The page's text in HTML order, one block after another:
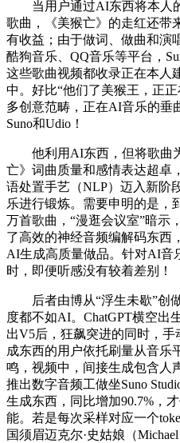
当用户通过AI东西将本人
歌曲，《美猴亡》的走红还带
有收益；由于做词、做曲和演
酷狗音乐、QQ音乐等平台，
这些歌曲视频都收录正在本人
中。好比“他们了美猴王，正
多创意范畴，正在AI音乐的垂
Suno和Udio！
他利用AI东西，但将歌曲为
亡》词曲质量和感情表达超卓
语处置手艺（NLP）迈入新阶
乐进行锻炼。需要申明的是，
万首歌曲，“漫逛会议室”暗示
了高效的神经音频编解码东西
AI生成高质量做品。针对AI音
时，即便听感没有较着差别！
后者由博从“浮生未歇”创
度都不如AI。ChatGPT横空出
出V5后，狂飙突进的同时，
成东西的用户依托刷量从音乐
鸣，视频中，间接生成包含人
推出数字音频工做坐Suno
生成东西，同比增加90.7%，
能。若是每次采样对应一个
国须眉迈克尔·史姑娘（